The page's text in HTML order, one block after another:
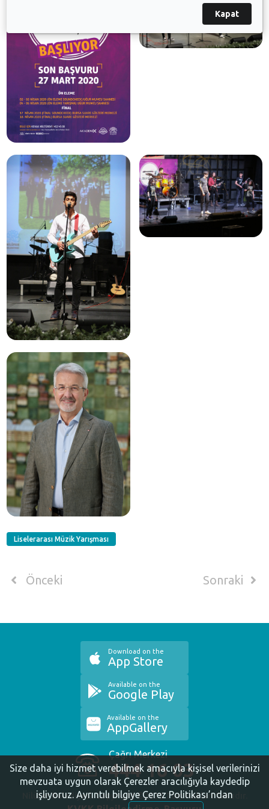
Liselerarası Müzik Yarışması
Önceki Sonraki
Çağrı Merkezi
444 16 03
Nilüfer Belediyesi. Copyright ©2020 Tüm Hakları Saklıdır.
Download on the
App Store
Available on the
Google Play
Available on the
AppGallery
Kapat
Size daha iyi hizmet verebilmek amacıyla kişisel verilerinizi
mevzuata uygun olarak Çerezler aracılığıyla kaydedip
işliyoruz. Ayrıntılı bilgiye Çerez Politikası’ndan